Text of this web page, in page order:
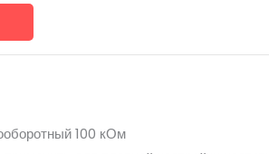
100 кОм